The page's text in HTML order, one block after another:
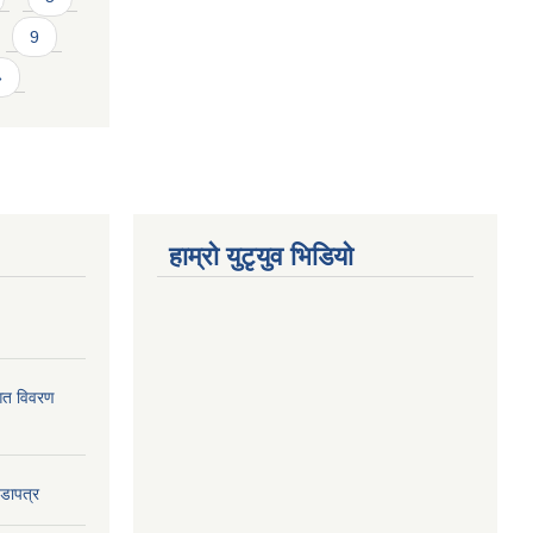
9
विवरण
हाम्राे युटृयुव भिडियाे